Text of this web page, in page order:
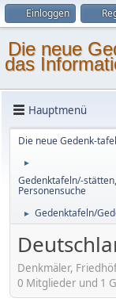
Einloggen
Die neue
das
Hauptmenü
Die neue Gedenk-
►
Gedenktafeln/-
Personensuche
► Gedenktafeln/
Denkmäler,
0 Mitglieder und 1